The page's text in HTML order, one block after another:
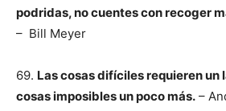
podridas, no cuentes con recoger
– Bill Meyer
69. Las cosas difíciles requieren un
cosas imposibles un poco más. –